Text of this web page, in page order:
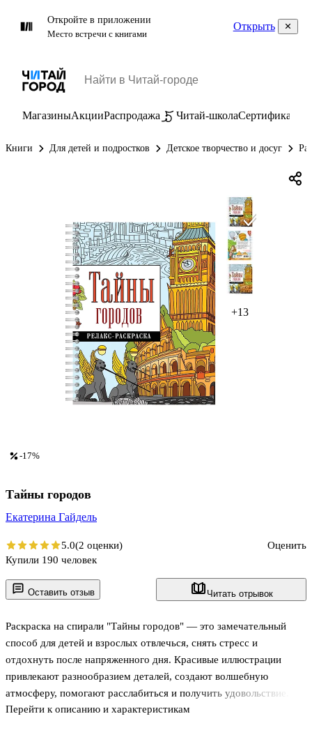
Откройте в приложении
Место встречи с книгами
Открыть
МагазиныАкцииРаспродажа Читай-школаСертификаты
Книги Для детей и подростков Детское творчество и досуг
+13
Оставить отзыв Читать отрывок
Раскраска на спирали "Тайны городов" — это замечательный
способ для детей и взрослых отвлечься, снять стресс и
отдохнуть после напряженного дня. Красивые иллюстрации
привлекают разнообразием деталей, создают волшебную
атмосферу, помогают расслабиться и получить удовольствие.
Каждая картинка сопровождается стихотворением.
Перейти к описанию и характеристикам
-17%
Тайны городов
Екатерина Гайдель
5.0(2 оценки)
Оценить
Купили 190 человек